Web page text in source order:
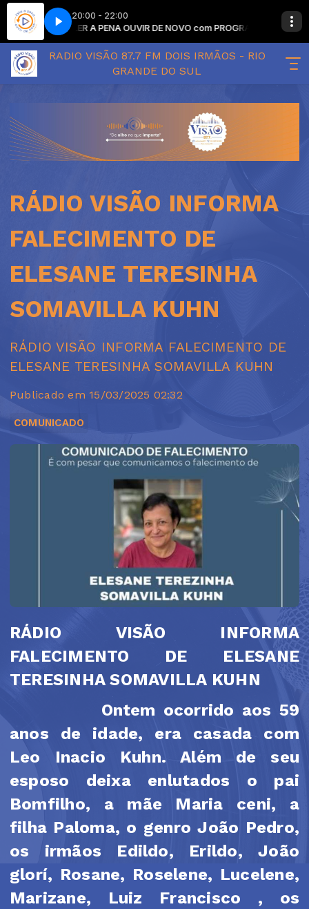
20:00 - 22:00
VALER A PENA OUVIR DE NOVO com PROGRAMAÇÃO SEM
RADIO VISÃO 87.7 FM DOIS IRMÃOS - RIO
GRANDE DO SUL
RÁDIO VISÃO INFORMA
FALECIMENTO DE
ELESANE TERESINHA
SOMAVILLA KUHN
RÁDIO VISÃO INFORMA FALECIMENTO DE
ELESANE TERESINHA SOMAVILLA KUHN
Publicado em 15/03/2025 02:32
COMUNICADO
RÁDIO VISÃO INFORMA
FALECIMENTO DE ELESANE
TERESINHA SOMAVILLA KUHN
Ontem ocorrido aos 59
anos de idade, era casada com
Leo Inacio Kuhn. Além de seu
esposo deixa enlutados o pai
Bomfilho, a mãe Maria ceni, a
filha Paloma, o genro João Pedro,
os irmãos Edildo, Erildo, João
glorí, Rosane, Roselene, Lucelene,
Marizane, Luiz Francisco , os